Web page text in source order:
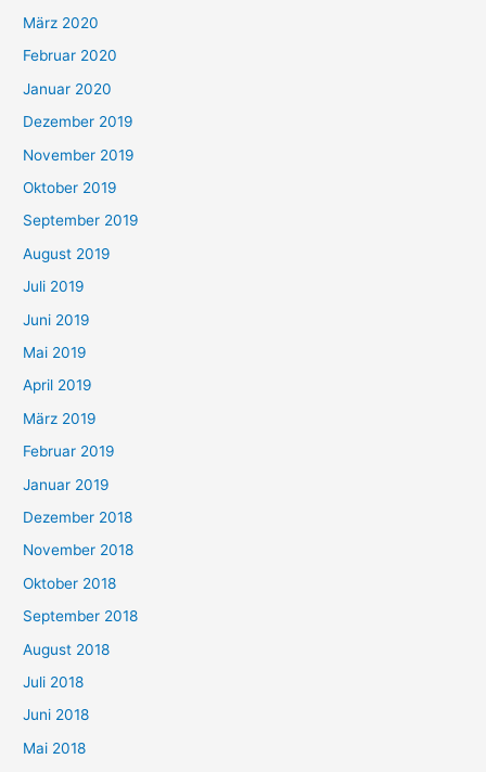
März 2020
Februar 2020
Januar 2020
Dezember 2019
November 2019
Oktober 2019
September 2019
August 2019
Juli 2019
Juni 2019
Mai 2019
April 2019
März 2019
Februar 2019
Januar 2019
Dezember 2018
November 2018
Oktober 2018
September 2018
August 2018
Juli 2018
Juni 2018
Mai 2018